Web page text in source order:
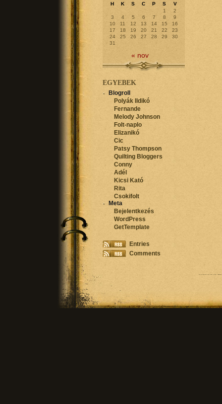
H K S C P S
V
1
2
3
4 5 6 7 8
9
10
11 12 13 14 15
16
17
18 19 20 21 22
23
24
25 26 27 28 29
30
31
« nov
EGYEBEK
Blogroll
Polyák Ildikó
Fernande
Melody Johnson
Folt-naplo
Elizanikó
Cic
Patsy Thompson
Quilting Bloggers
Conny
Adél
Kicsi Kató
Rita
Csokifolt
Meta
Bejelentkezés
WordPress
GetTemplate
Entries
Comments